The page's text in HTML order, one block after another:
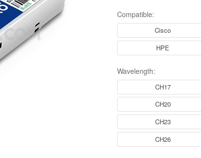
Compatible:
Cisco
HPE
Wavelength:
CH17
CH20
CH23
CH26